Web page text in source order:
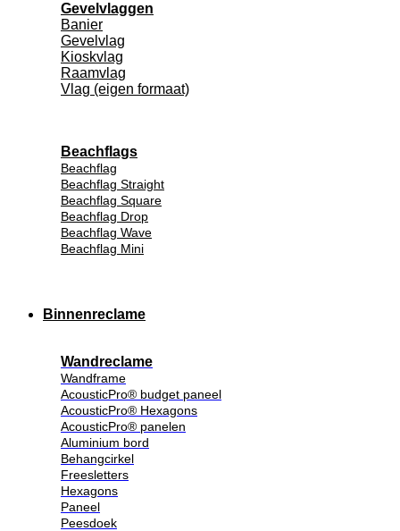
Gevelvlaggen
Banier
Gevelvlag
Kioskvlag
Raamvlag
Vlag (eigen formaat)
Beachflags
Beachflag
Beachflag Straight
Beachflag Square
Beachflag Drop
Beachflag Wave
Beachflag Mini
Binnenreclame
Wandreclame
Wandframe
AcousticPro® budget paneel
AcousticPro® Hexagons
AcousticPro® panelen
Aluminium bord
Behangcirkel
Freesletters
Hexagons
Paneel
Peesdoek